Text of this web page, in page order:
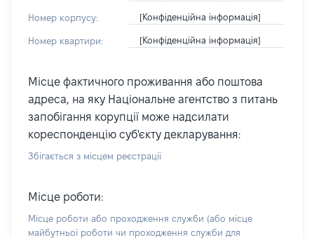
Номер корпусу: [Конфіденційна інформація]
Номер квартири: [Конфіденційна інформація]
Місце фактичного проживання або поштова
адреса, на яку Національне агентство з питань
запобігання корупції може надсилати
кореспонденцію суб'єкту декларування:
Збігається з місцем реєстрації
Місце роботи:
Місце роботи або проходження служби (або місце
майбутньої роботи чи проходження служби для